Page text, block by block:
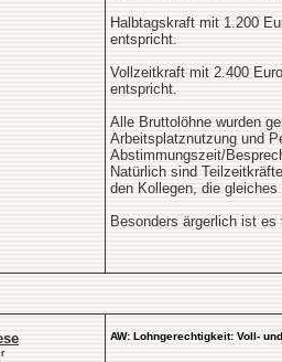
Halbtagskraft mit 1.200
entspricht.
Vollzeitkraft mit 2.400
entspricht.
Alle Bruttolöhne wurden
Arbeitsplatznutzung und
Abstimmungszeit/
Natürlich sind
den Kollegen, die
Besonders ärgerlich ist
AW: Lohngerechtigkeit: Voll-